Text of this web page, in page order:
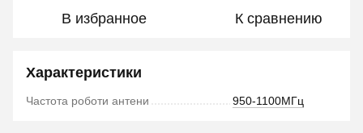
В избранное К сравнению
Характеристики
Частота роботи антени 950-1100МГц